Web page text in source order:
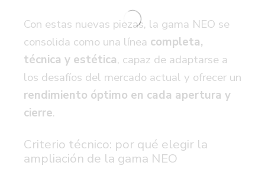
Con estas nuevas piezas, la gama NEO se
consolida como una línea completa,
técnica y estética, capaz de adaptarse a
los desafíos del mercado actual y ofrecer un
rendimiento óptimo en cada apertura y
cierre.
Criterio técnico: por qué elegir la
ampliación de la gama NEO